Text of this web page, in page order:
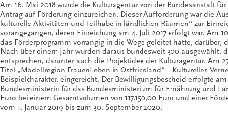
Am 16. Mai 2018 wurde die Kulturagentur von der Bundesanstalt
Antrag auf Förderung einzureichen. Dieser Aufforderung war die
kulturelle Aktivitäten und Teilhabe in ländlichen Räumen“ zur
vorangegangen, deren Einreichung am 4. Juli 2017 erfolgt war. Am
das Förderprogramm vorrangig in die Wege geleitet hatte, darüber,
Nach über einem Jahr wurden daraus bundesweit 300 ausgewählt,
entsprechen, darunter auch die Projektidee der Kulturagentur. Am
Titel „Modellregion FrauenLeben in Ostfriesland“ – Kulturelles
Beispielcharakter, eingereicht. Der Bewilligungsbescheid erfolgte
Bundesministerin für das Bundesministerium für Ernährung und
Euro bei einem Gesamtvolumen von 117.150,00 Euro und einer
vom 1. Januar 2019 bis zum 30. September 2020.